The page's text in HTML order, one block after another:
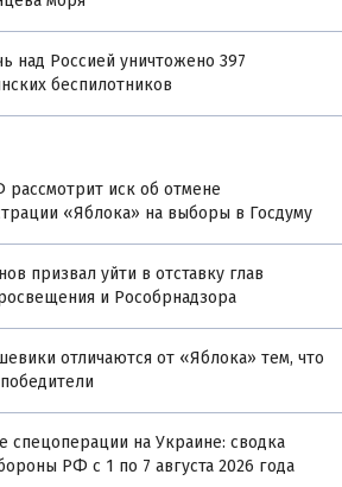
над Россией уничтожено 397
беспилотников
иск об отмене
«Яблока» на выборы в Госдуму
призвал уйти в отставку глав
и Рособрнадзора
отличаются от «Яблока» тем, что
спецоперации на Украине: сводка
РФ с 1 по 7 августа 2026 года